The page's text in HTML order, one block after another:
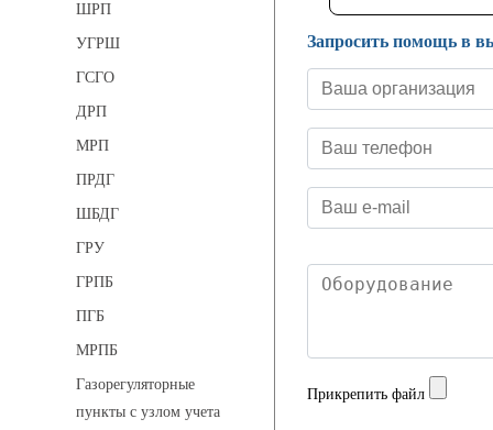
ШРП
УГРШ
ГСГО
ДРП
МРП
ПРДГ
ШБДГ
ГРУ
ГРПБ
ПГБ
МРПБ
Газорегуляторные
пункты с узлом учета
Запросить помощь в
Прикрепить файл